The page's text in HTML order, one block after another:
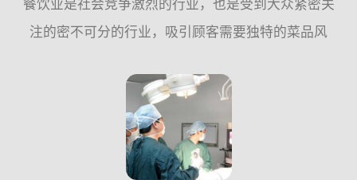
餐饮业是社会竞争激烈的行业，也是受到大众紧密关
注的密不可分的行业，吸引顾客需要独特的菜品风
往可能只需要一粒小小的“老鼠屎”。餐饮业与食品密
不可分的关系，...